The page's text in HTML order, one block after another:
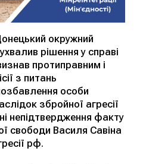
окружний
рішення у справі
протиправним і
з питань
особи
збройної агресії
непідтвердження факту
свободи Василя Савіна
рф.